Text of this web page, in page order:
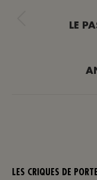
LE
LES CRIQUES DE